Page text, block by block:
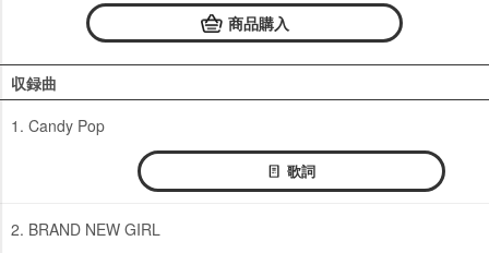
商品購入
収録曲
1. Candy Pop
歌詞
2. BRAND NEW GIRL